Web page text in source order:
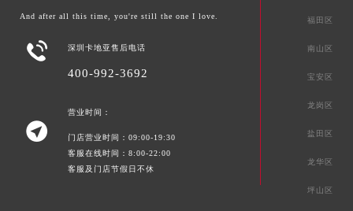
And after all this time, you're still the one I love.
 深圳卡地亚售后电话
400-992-3692

营业时间：
门店营业时间：09:00-19:30
客服在线时间：8:00-22:00
客服及门店节假日不休
福田区
南山区
宝安区
龙岗区
盐田区
龙华区
坪山区